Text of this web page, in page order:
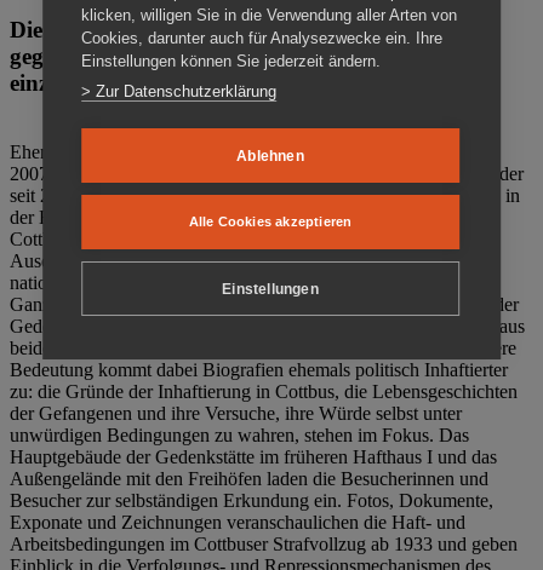
Die Gedenkstätte Zuchthaus Cottbus ist ein Ort
gegen das Vergessen. Anschaulich, nah und
einzigartig.
Ehemalige politische Häftlinge der DDR gründeten im Oktober
2007 den Verein Menschenrechtszentrum Cottbus e. V. (MRZ), der
seit 2011 Eigentümer des ehemaligen Gefängnisses (1860-2002) in
der Bautzener Straße und Träger der Gedenkstätte Zuchthaus
Cottbus ist. Im Zentrum der Arbeit der Gedenkstätte steht die
Auseinandersetzung mit politischem Unrecht während der
nationalsozialistischen Terrorherrschaft und der SED-Diktatur.
Ganzjährig zeigen mehrere Dauer- und Sonderausstellungen in der
Gedenkstätte Zuchthaus Cottbus Beispiele politischen Unrechts aus
beiden deutschen Diktaturen des 20. Jahrhunderts. Eine besondere
Bedeutung kommt dabei Biografien ehemals politisch Inhaftierter
zu: die Gründe der Inhaftierung in Cottbus, die Lebensgeschichten
der Gefangenen und ihre Versuche, ihre Würde selbst unter
unwürdigen Bedingungen zu wahren, stehen im Fokus. Das
Hauptgebäude der Gedenkstätte im früheren Hafthaus I und das
Außengelände mit den Freihöfen laden die Besucherinnen und
Besucher zur selbständigen Erkundung ein. Fotos, Dokumente,
Exponate und Zeichnungen veranschaulichen die Haft- und
Arbeitsbedingungen im Cottbuser Strafvollzug ab 1933 und geben
Einblick in die Verfolgungs- und Repressionsmechanismen des
klicken, willigen Sie in die Verwendung aller Arten von
Cookies, darunter auch für Analysezwecke ein. Ihre
Einstellungen können Sie jederzeit ändern.
> Zur Datenschutzerklärung
Ablehnen
Alle Cookies akzeptieren
Einstellungen